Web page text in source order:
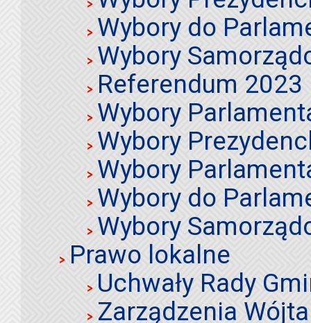
Wybory do
Wybory
Referendum 2023
Wybory
Wybory
Wybory
Wybory do
Wybory
Prawo lokalne
Uchwały Rady
Zarządzenia Wójta